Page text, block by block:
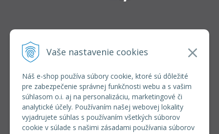
Vaše nastavenie cookies
Náš e-shop používa súbory cookie, ktoré sú dôležité
pre zabezpečenie správnej funkčnosti webu a s vašim
súhlasom o.i. aj na personalizáciu, marketingové či
analytické účely. Používaním našej webovej lokality
vyjadrujete súhlas s používaním všetkých súborov
cookie v súlade s našimi zásadami používania súborov
INFOLINKA
+421 37 6586 731
VŠETKO O NÁKUPE
REGISTRÁCIA VEĽKOOBCHOD
Formulár na odsúpenie od zmluvy
Doprava a platba